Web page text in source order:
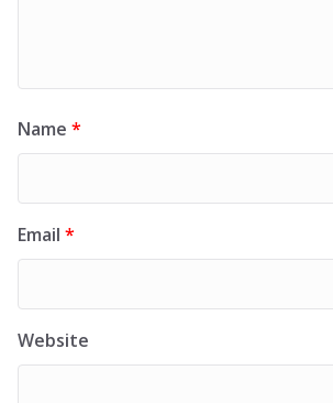
Name *
Email *
Website